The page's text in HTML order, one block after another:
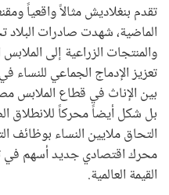
تقدم بنغلاديش مثالاً واقعياً
الماضية، شهدت صادرات البلاد
والمنتجات الزراعية إلى
تعزيز الإدماج الجماعي للنساء
بين الإناث في قطاع الملابس
بل شكل أيضاً محركاً للانطلاق
التحاق ملايين النساء بوظائف
محرك اقتصادي جديد أسهم في
القيمة العالمية.